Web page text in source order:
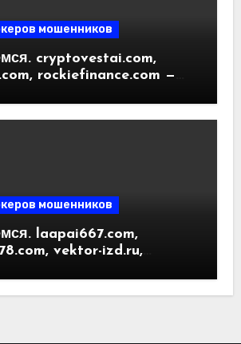
мошенников
cryptovestai.com,
rockiefinance.com —
мошенников
laapai667.com,
vektor-izd.ru,
проектов. Отзывы